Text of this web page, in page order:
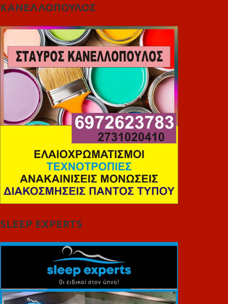
ΚΑΝΕΛΛΟΠΟΥΛΟΣ
SLEEP EXPERTS